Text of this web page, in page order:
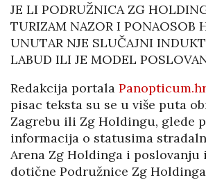
JE LI PODRUŽNICA ZG
TURIZAM NAZOR I PONAOSOB
UNUTAR NJE SLUČAJNI
LABUD ILI JE MODEL
Redakcija portala
pisac teksta su se u više puta
Zagrebu ili Zg Holdingu, glede
informacija o statusima
Arena Zg Holdinga i poslovanju
dotične Podružnice Zg